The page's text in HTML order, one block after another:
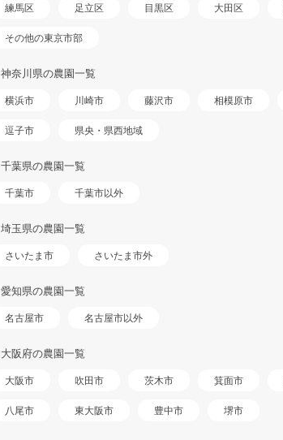
練馬区 足立区 目黒区 大田区
その他の東京市部
神奈川県の農園一覧
横浜市 川崎市 藤沢市 相模原市
逗子市 県央・県西地域
千葉県の農園一覧
千葉市 千葉市以外
埼玉県の農園一覧
さいたま市 さいたま市外
愛知県の農園一覧
名古屋市 名古屋市以外
大阪府の農園一覧
大阪市 吹田市 茨木市 箕面市
八尾市 東大阪市 豊中市 堺市